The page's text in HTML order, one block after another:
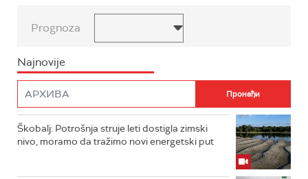
Prognoza
Najnovije
Škobalj: Potrošnja struje leti dostigla zimski
nivo, moramo da tražimo novi energetski put